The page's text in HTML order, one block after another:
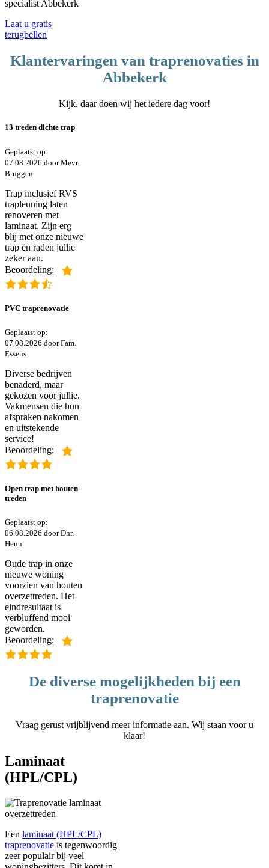
Laat u gratis
terugbellen
Klantervaringen van traprenovaties in
Abbekerk
Kijk, daar doen wij het iedere dag voor!
13 treden dichte trap
Geplaatst op:
07.08.2026 door Mevr.
Bruggen
Trap inclusief RVS
trapleuning laten
renoveren met
laminaat. Zijn erg
blij met onze nieuwe
trap en raden jullie
zeker aan.
Beoordeling:
PVC traprenovatie
Geplaatst op:
07.08.2026 door Fam.
Essens
Diverse bedrijven
benaderd, maar
gekozen voor jullie.
Vakmensen die hun
afspraken nakomen
en uitstekende
service!
Beoordeling:
Open trap met houten
treden
Geplaatst op:
06.08.2026 door Dhr.
Heun
Oude trap in onze
nieuwe woning
voorzien van houten
overzettreden. Het
eindresultaat is
verbluffend mooi
geworden.
Beoordeling:
De diverse mogelijkheden bij een
traprenovatie
Vraag gerust vrijblijvend meer informatie aan. Wij staan voor u
klaar!
Laminaat
(HPL/CPL)
Een laminaat (HPL/CPL)
traprenovatie is tegenwoordig
zeer populair bij veel